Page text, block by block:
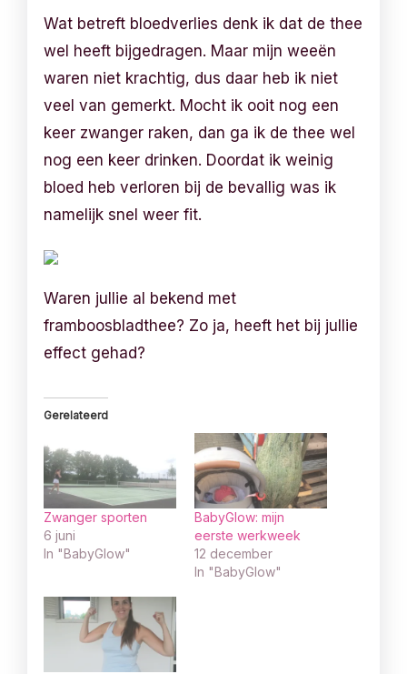
Wat betreft bloedverlies denk ik dat de thee
wel heeft bijgedragen. Maar mijn weeën
waren niet krachtig, dus daar heb ik niet
veel van gemerkt. Mocht ik ooit nog een
keer zwanger raken, dan ga ik de thee wel
nog een keer drinken. Doordat ik weinig
bloed heb verloren bij de bevallig was ik
namelijk snel weer fit.
Waren jullie al bekend met
framboosbladthee? Zo ja, heeft het bij jullie
effect gehad?
Gerelateerd
Zwanger sporten
6 juni
In "BabyGlow"
BabyGlow: mijn
eerste werkweek
12 december
In "BabyGlow"